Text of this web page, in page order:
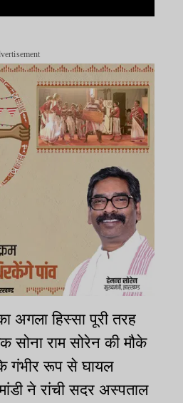
हिस्सा पूरी तरह
सोना राम सोरेन की मौके
गंभीर रूप से घायल
ने रांची सदर अस्पताल